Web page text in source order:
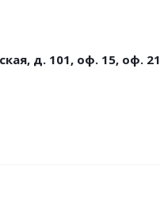
д. 101, оф. 15, оф. 21